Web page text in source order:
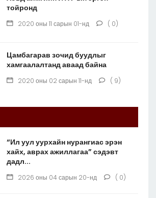
тойронд
2020 оны 11 сарын 01-нд ( 0)
Цамбагарав зочид буудлыг
хамгаалалтанд аваад байна
2020 оны 02 сарын 11-нд ( 9)
“Ил уул уурхайн нурангиас эрэн
хайх, аврах ажиллагаа” сэдэвт
дадл...
2026 оны 04 сарын 20-нд ( 0)